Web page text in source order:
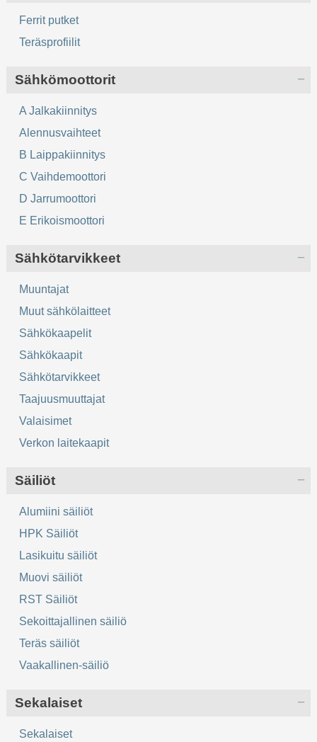
Ferrit putket
Teräsprofiilit
Sähkömoottorit
A Jalkakiinnitys
Alennusvaihteet
B Laippakiinnitys
C Vaihdemoottori
D Jarrumoottori
E Erikoismoottori
Sähkötarvikkeet
Muuntajat
Muut sähkölaitteet
Sähkökaapelit
Sähkökaapit
Sähkötarvikkeet
Taajuusmuuttajat
Valaisimet
Verkon laitekaapit
Säiliöt
Alumiini säiliöt
HPK Säiliöt
Lasikuitu säiliöt
Muovi säiliöt
RST Säiliöt
Sekoittajallinen säiliö
Teräs säiliöt
Vaakallinen-säiliö
Sekalaiset
Sekalaiset